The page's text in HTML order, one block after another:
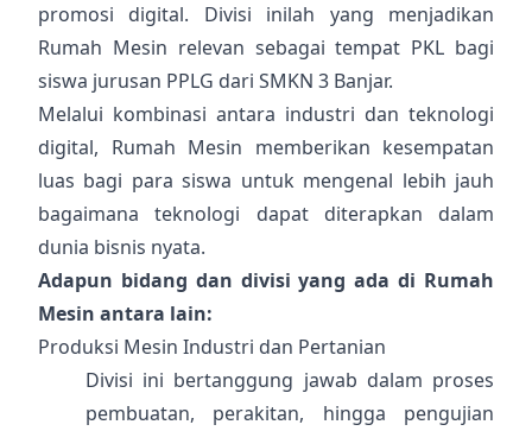
promosi digital. Divisi inilah yang menjadikan
Rumah Mesin relevan sebagai tempat PKL bagi
siswa jurusan PPLG dari SMKN 3 Banjar.
Melalui kombinasi antara industri dan teknologi
digital, Rumah Mesin memberikan kesempatan
luas bagi para siswa untuk mengenal lebih jauh
bagaimana teknologi dapat diterapkan dalam
dunia bisnis nyata.
Adapun bidang dan divisi yang ada di Rumah
Mesin antara lain:
Produksi Mesin Industri dan Pertanian
Divisi ini bertanggung jawab dalam proses
pembuatan, perakitan, hingga pengujian